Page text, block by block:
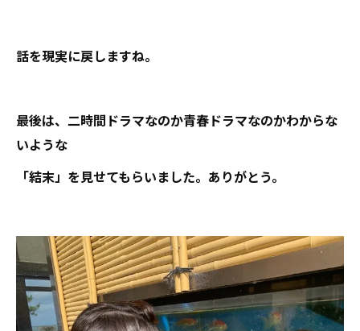
話を現実に戻しますね。
最後は、二時間ドラマなのか青春ドラマなのかわからな
いような
「結末」を見せてもらいました。ありがとう。